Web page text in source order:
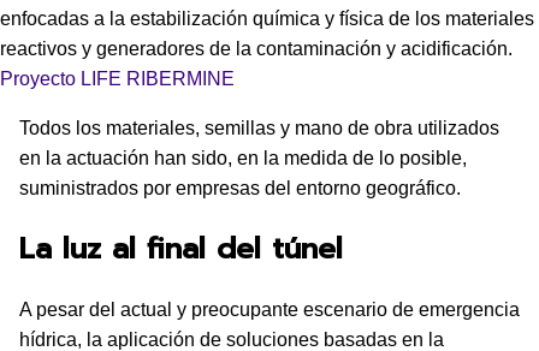
enfocadas a la estabilización química y física de los materiales
reactivos y generadores de la contaminación y acidificación.
Proyecto LIFE RIBERMINE
Todos los materiales, semillas y mano de obra utilizados
en la actuación han sido, en la medida de lo posible,
suministrados por empresas del entorno geográfico.
La luz al final del túnel
A pesar del actual y preocupante escenario de emergencia
hídrica, la aplicación de soluciones basadas en la